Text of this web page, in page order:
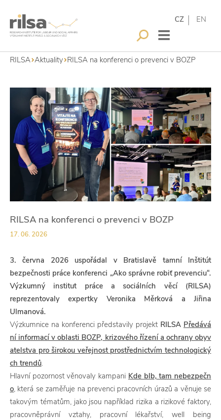
CZ EN
RILSA Aktuality RILSA na konferenci o prevenci v BOZP
RILSA na konferenci o prevenci v BOZP
17. 06. 2026
3. června 2026 uspořádal v Bratislavě tamní Inštitút
bezpečnosti práce konferenci „Ako správne robiť prevenciu“.
Výzkumný institut práce a sociálních věcí (RILSA)
reprezentovaly expertky Veronika Měrková a Jiřina
Ulmanová.
Výzkumnice na konferenci představily projekt RILSA Předává
ní informací v oblasti BOZP, krizového řízení a ochrany obyv
atelstva pro širokou veřejnost prostřednictvím technologický
ch trendů.
Hlavní pozornost věnovaly kampani Kde blb, tam nebezpečn
o, která se zaměřuje na prevenci pracovních úrazů a věnuje se
takovým tématům, jako jsou například rizika a rizikové faktory,
pracovněprávní vztahy, pracovní lékařství, well being